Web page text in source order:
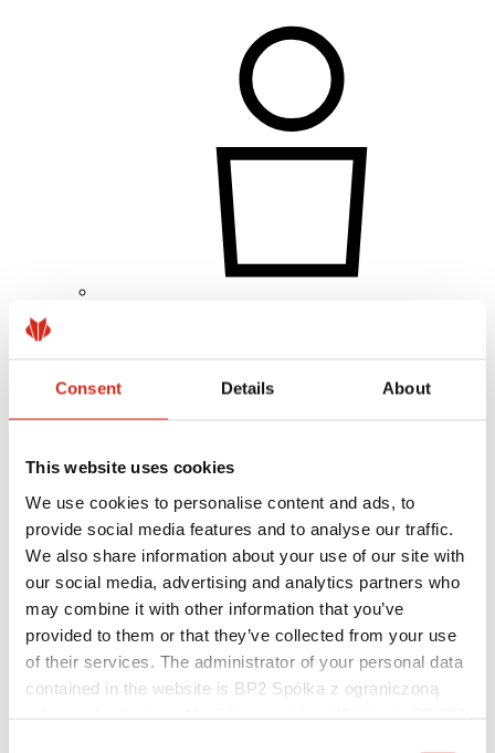
Consent Details About
This website uses cookies
We use cookies to personalise content and ads, to
provide social media features and to analyse our traffic.
We also share information about your use of our site with
our social media, advertising and analytics partners who
may combine it with other information that you’ve
provided to them or that they’ve collected from your use
of their services. The administrator of your personal data
contained in the website is BP2 Spółka z ograniczoną
Înregistrarea garanției